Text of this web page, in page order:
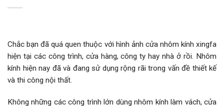
Chắc bạn đã quá quen thuộc với hình ảnh cửa nhôm kính xingfa
hiện tại các công trình, cửa hàng, công ty hay nhà ở rồi. Nhôm
kính hiện nay đã và đang sử dụng rộng rãi trong vấn đề thiết kế
và thi công nội thất.
Không những các công trình lớn dùng nhôm kính làm vách, cửa